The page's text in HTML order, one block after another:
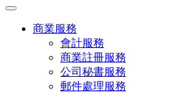
商業服務
會計服務
商業註冊服務
公司秘書服務
郵件處理服務